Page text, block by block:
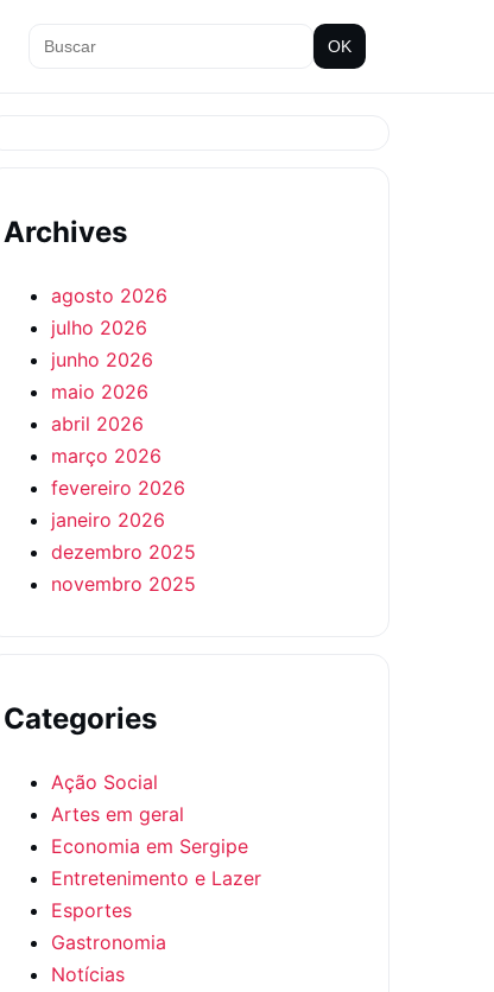
OK
Archives
agosto 2026
julho 2026
junho 2026
maio 2026
abril 2026
março 2026
fevereiro 2026
janeiro 2026
dezembro 2025
novembro 2025
Categories
Ação Social
Artes em geral
Economia em Sergipe
Entretenimento e Lazer
Esportes
Gastronomia
Notícias